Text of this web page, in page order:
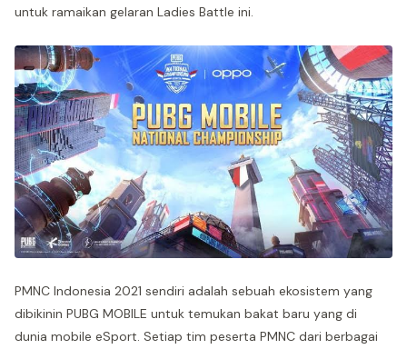
untuk ramaikan gelaran Ladies Battle ini.
PMNC Indonesia 2021 sendiri adalah sebuah ekosistem yang
dibikinin PUBG MOBILE untuk temukan bakat baru yang di
dunia mobile eSport. Setiap tim peserta PMNC dari berbagai